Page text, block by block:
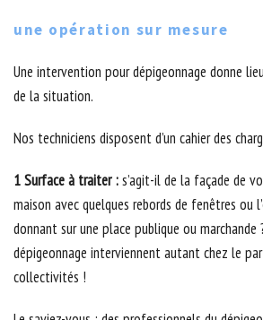
une opération sur mesure
Une intervention pour dépigeonnage donne
de la situation.
Nos techniciens disposent d’un cahier des
1 Surface à traiter :s’agit-il de la façade de
maison avec quelques rebords de fenêtres ou
donnant sur une place publique ou marchande
dépigeonnage interviennent autant chez le
collectivités !